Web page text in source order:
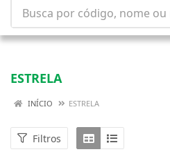
ESTRELA
INÍCIO ESTRELA
Filtros